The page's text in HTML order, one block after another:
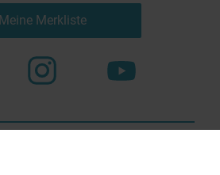
Meine Merkliste